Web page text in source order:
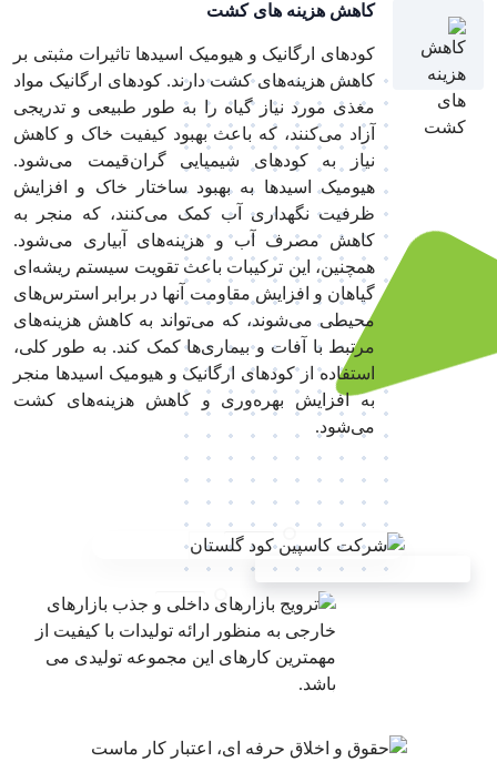
کاهش هزینه های کشت
کودهای ارگانیک و هیومیک اسیدها تاثیرات مثبتی بر
کاهش هزینه‌های کشت دارند. کودهای ارگانیک مواد
مغذی مورد نیاز گیاه را به طور طبیعی و تدریجی
آزاد می‌کنند، که باعث بهبود کیفیت خاک و کاهش
نیاز به کودهای شیمیایی گران‌قیمت می‌شود.
هیومیک اسیدها به بهبود ساختار خاک و افزایش
ظرفیت نگهداری آب کمک می‌کنند، که منجر به
کاهش مصرف آب و هزینه‌های آبیاری می‌شود.
همچنین، این ترکیبات باعث تقویت سیستم ریشه‌ای
گیاهان و افزایش مقاومت آنها در برابر استرس‌های
محیطی می‌شوند، که می‌تواند به کاهش هزینه‌های
مرتبط با آفات و بیماری‌ها کمک کند. به طور کلی،
استفاده از کودهای ارگانیک و هیومیک اسیدها منجر
به افزایش بهره‌وری و کاهش هزینه‌های کشت
می‌شود.